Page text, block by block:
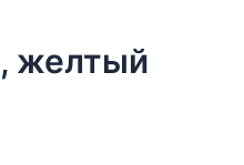
желтый